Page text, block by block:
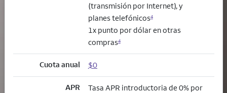
(transmisión por Internet), y
planes telefónicos4
1x punto por dólar en otras
compras4
Cuota anual $0
APR
Tasa APR introductoria de 0% por